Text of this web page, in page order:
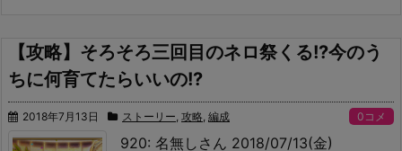
【攻略】そろそろ三回目のネロ祭くる!?今のう
ちに何育てたらいいの!?
2018年7月13日 ストーリー, 攻略, 編成 0コメ
920: 名無しさん 2018/07/13(金)